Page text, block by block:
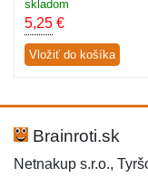
skladom
5,25 €
Vložiť do košíka
Brainroti.sk
Netnakup s.r.o.,